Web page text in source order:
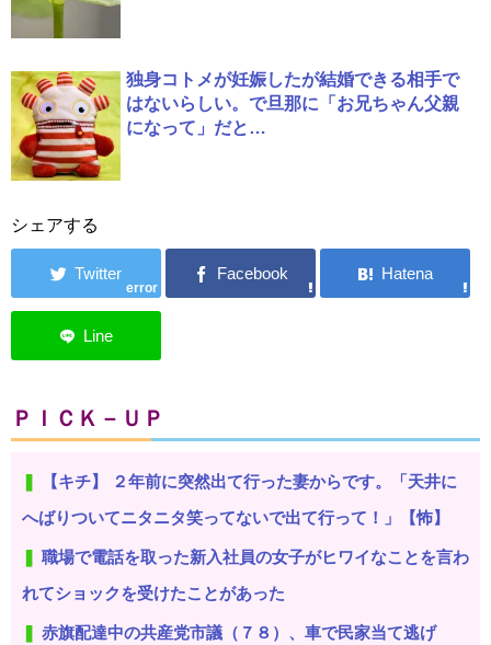
独身コトメが妊娠したが結婚できる相手で
はないらしい。で旦那に「お兄ちゃん父親
になって」だと…
シェアする
error
ＰＩＣＫ－ＵＰ
【キチ】 ２年前に突然出て行った妻からです。「天井に
へばりついてニタニタ笑ってないで出て行って！」【怖】
職場で電話を取った新入社員の女子がヒワイなことを言わ
れてショックを受けたことがあった
赤旗配達中の共産党市議（７８）、車で民家当て逃げ